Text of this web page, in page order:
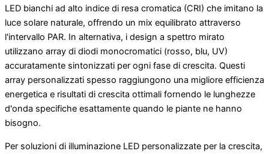
LED bianchi ad alto indice di resa cromatica (CRI) che imitano la
luce solare naturale, offrendo un mix equilibrato attraverso
l'intervallo PAR. In alternativa, i design a spettro mirato
utilizzano array di diodi monocromatici (rosso, blu, UV)
accuratamente sintonizzati per ogni fase di crescita. Questi
array personalizzati spesso raggiungono una migliore efficienza
energetica e risultati di crescita ottimali fornendo le lunghezze
d'onda specifiche esattamente quando le piante ne hanno
bisogno.
Per soluzioni di illuminazione LED personalizzate per la crescita,